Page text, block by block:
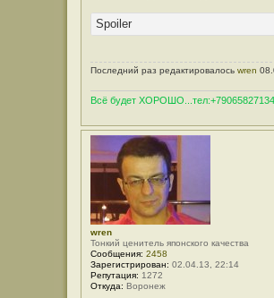
Spoiler
Последний раз редактировалось wren
Всё будет ХОРОШО...тел:+79065827134
wren
Тонкий ценитель японского качества
Сообщения: 2458
Зарегистрирован: 02.04.13, 22:14
Репутация: 1272
Откуда: Воронеж